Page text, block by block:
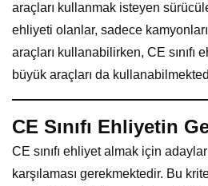
araçları kullanmak isteyen
ehliyeti olanlar, sadece
araçları kullanabilirken, CE sınıfı
büyük araçları da
CE Sınıfı Ehliyetin
CE sınıfı ehliyet almak için
karşılaması gerekmektedir. Bu